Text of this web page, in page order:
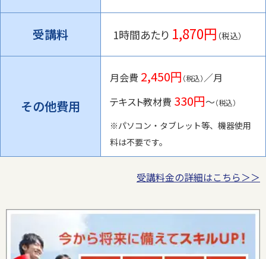
受講料 1時間あたり 1,870円 （税込）
その他費用
月会費 2,450円 （税込） ／月
テキスト教材費 330円〜（税込）
※パソコン・タブレット等、機器使用
料は不要です。
受講料金の詳細はこちら＞＞